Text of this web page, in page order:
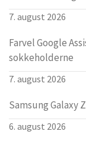
7. august 2026
Farvel Google
sokkeholderne
7. august 2026
Samsung Galaxy
6. august 2026